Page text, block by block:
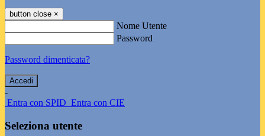
button close ×
Nome Utente
Password
Password dimenticata?
-
Entra con SPID Entra con CIE
Seleziona utente